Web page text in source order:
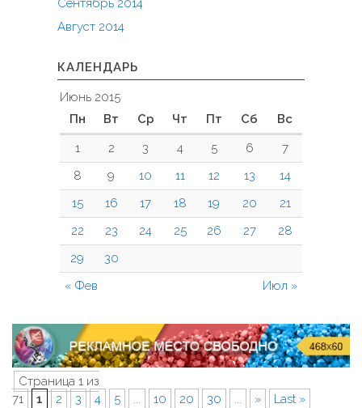
Сентябрь 2014
Август 2014
КАЛЕНДАРЬ
Июнь 2015
Пн
Вт Ср Чт Пт Сб Вс
« Фев Июл »
1 2 3 4 5 6
7
8
9 10 11 12 13
14
15
16 17 18 19 20
21
22
23 24 25 26 27
28
29
30
Страница 1 из
71
1 2 3 4 5 ... 10 20 30 ... » Last »